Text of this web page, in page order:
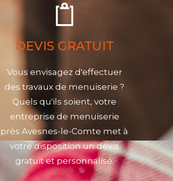
DEVIS GRATUIT
Vous envisagez d'effectuer
des travaux de menuiserie ?
Quels qu'ils soient, votre
entreprise de menuiserie
près Avesnes-le-Comte met à
votre disposition un devis
gratuit et personnalisé.